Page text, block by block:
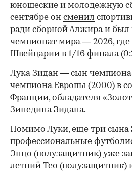
юношеские и молодежную
сентябре он сменил
ради сборной Алжира и был
чемпионат мира — 2026,
Швейцарии в 1/16 финала
Лука Зидан — сын чемпиона
чемпиона Европы (2000) в
Франции, обладателя
Зинедина Зидана.
Помимо Луки, еще три
профессиональные
Энцо (полузащитник) уже
летний Тео (полузащитник)